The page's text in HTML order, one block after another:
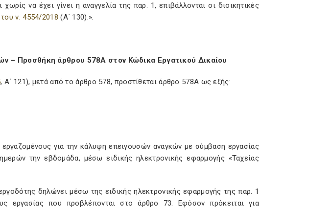
να έχει γίνει η αναγγελία της παρ. 1, επιβάλλονται οι διοικητικές
ν. 4554/2018 (Α΄ 130).».
– Προσθήκη άρθρου 578Α στον Κώδικα Εργατικού Δικαίου
, Α΄ 121), μετά από το άρθρο 578, προστίθεται άρθρο 578Α ως εξής:
για την κάλυψη επειγουσών αναγκών με σύμβαση εργασίας
την εβδομάδα, μέσω ειδικής ηλεκτρονικής εφαρμογής «Ταχείας
δηλώνει μέσω της ειδικής ηλεκτρονικής εφαρμογής της παρ. 1
εργασίας που προβλέπονται στο άρθρο 73. Εφόσον πρόκειται για